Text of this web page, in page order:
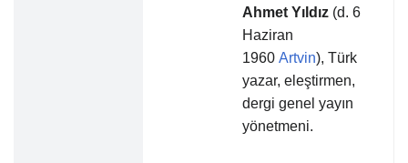
Ahmet Yıldız (d. 6
Haziran
1960 Artvin), Türk
yazar, eleştirmen,
dergi genel yayın
yönetmeni.